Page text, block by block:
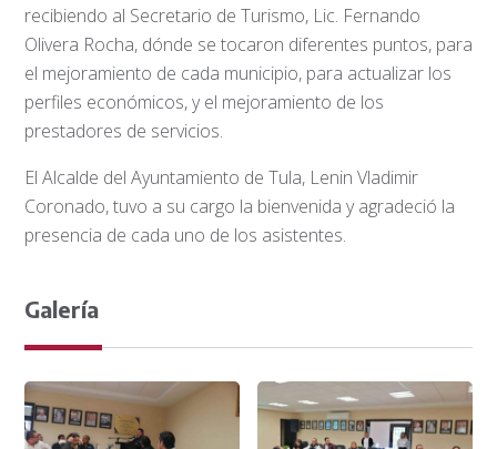
recibiendo al Secretario de Turismo, Lic. Fernando
Olivera Rocha, dónde se tocaron diferentes puntos, para
el mejoramiento de cada municipio, para actualizar los
perfiles económicos, y el mejoramiento de los
prestadores de servicios.
El Alcalde del Ayuntamiento de Tula, Lenin Vladimir
Coronado, tuvo a su cargo la bienvenida y agradeció la
presencia de cada uno de los asistentes.
Galería